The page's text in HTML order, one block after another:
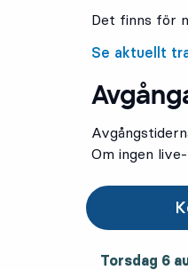
Det finns för
Se aktuellt
Om ingen
torsdag 6
Torsdag 6